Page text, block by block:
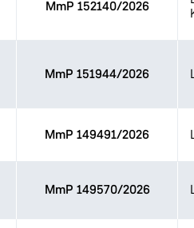
MmP 152140/2026
MmP 151944/2026
MmP 149491/2026
MmP 149570/2026